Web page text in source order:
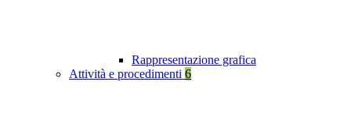
Rappresentazione grafica
Attività e procedimenti 6